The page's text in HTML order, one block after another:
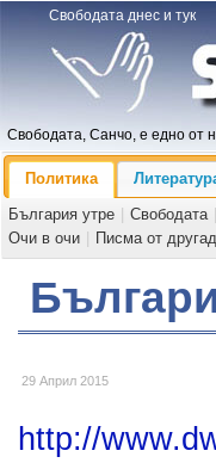
Свободата днес и тук
Свободата, Санчо, е едно от
Политика
България утре
Свободата
Очи в очи
Писма от
29 Април 2015
http://